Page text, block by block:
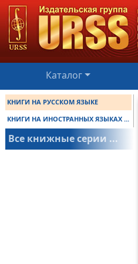
Каталог
КНИГИ НА РУССКОМ ЯЗЫКЕ
КНИГИ НА ИНОСТРАННЫХ ЯЗЫКАХ ...
Все книжные серии ...